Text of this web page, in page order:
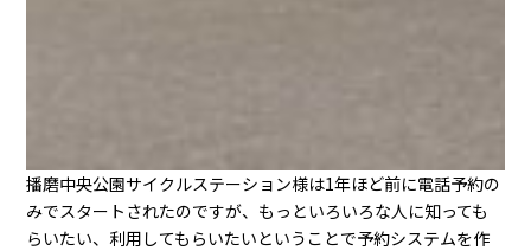
播磨中央公園サイクルステーション様は1年ほど前に電話予約の
みでスタートされたのですが、もっといろいろな人に知っても
らいたい、利用してもらいたいということで予約システムを作